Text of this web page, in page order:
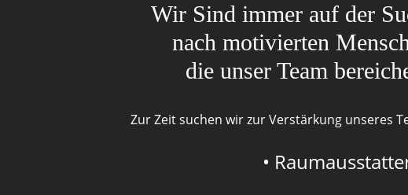
Wir Sind immer auf der
nach motivierten
die unser Team
Zur Zeit suchen wir zur Verstärkung unseres
•